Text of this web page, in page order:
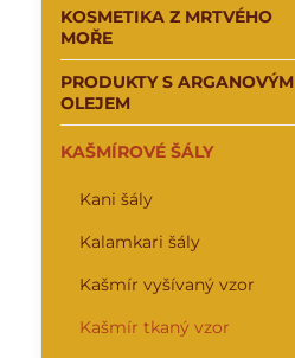
KOSMETIKA Z MRTVÉHO
MOŘE
PRODUKTY S ARGANOVÝM
OLEJEM
KAŠMÍROVÉ ŠÁLY
Kani šály
Kalamkari šály
Kašmír vyšívaný vzor
Kašmír tkaný vzor